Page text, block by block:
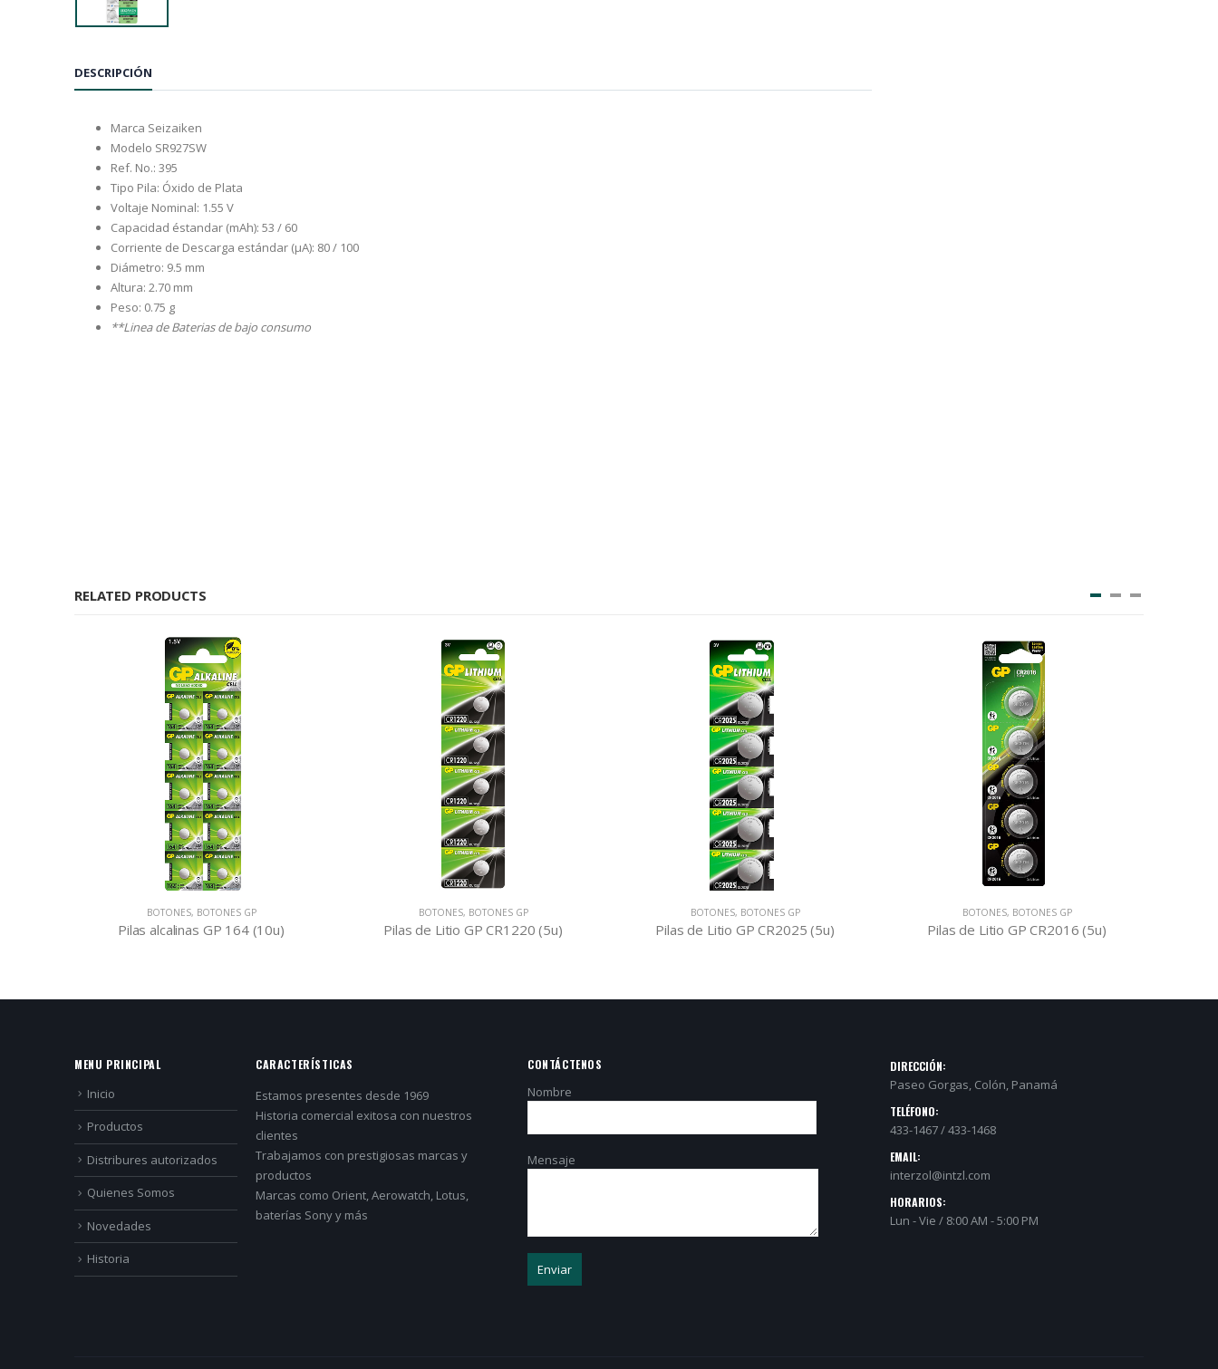
DESCRIPCIÓN
Marca Seizaiken
Modelo SR927SW
Ref. No.: 395
Tipo Pila: Óxido de Plata
Voltaje Nominal: 1.55 V
Capacidad éstandar (mAh): 53 / 60
Corriente de Descarga estándar (µA): 80 / 100
Diámetro: 9.5 mm
Altura: 2.70 mm
Peso: 0.75 g
**Linea de Baterias de bajo consumo
RELATED PRODUCTS
BOTONES,BOTONES GP
Pilas de Litio GP CR1220 (5u)
BOTONES,BOTONES GP
Pilas de Litio GP CR2025 (5u)
BOTONES,BOTONES GP
Pilas de Litio GP CR2016 (5u)
BOTONES,BOTONES MURATA
MENU PRINCIPAL
Inicio
Productos
Distribures autorizados
Quienes Somos
Novedades
Historia
CARACTERÍSTICAS
Estamos presentes desde 1969
Historia comercial exitosa con nuestros
clientes
Trabajamos con prestigiosas marcas y
productos
Marcas como Orient, Aerowatch, Lotus,
baterías Sony y más
CONTÁCTENOS
Nombre
Mensaje
DIRECCIÓN:
Paseo Gorgas, Colón, Panamá
TELÉFONO:
433-1467 / 433-1468
EMAIL:
interzol@intzl.com
HORARIOS:
Lun - Vie / 8:00 AM - 5:00 PM